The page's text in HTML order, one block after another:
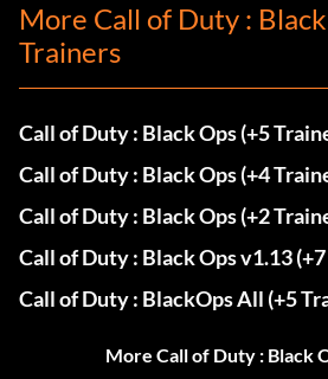
More Call of Duty :
Trainers
Call of Duty : Black Ops (+5
Call of Duty : Black Ops (+4
Call of Duty : Black Ops (+2
Call of Duty : Black Ops v1.13
Call of Duty : BlackOps All (+5
More Call of Duty : Black